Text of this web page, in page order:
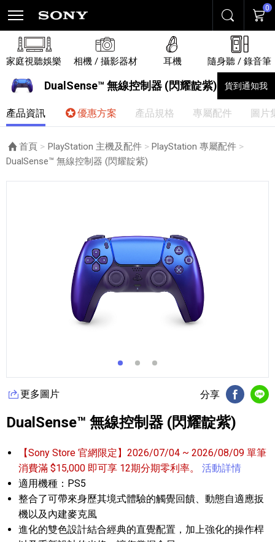
搜尋 購物
0
家庭視聽娛樂 相機 / 攝影器材 耳機 隨身聽 / 錄音筆
DualSense™ 無線控制器 (閃耀靛紫) 貨到通知我
產品資訊 優惠方案 產品規格 專屬配件 圖片
首頁 PlayStation 主機及配件
PlayStation 專屬配件
目前頁面：
DualSense™ 無線控制器 (閃耀靛紫)
更多圖片 分享
FB分享
DualSense™ 無線控制器 (閃耀靛紫)
【Sony Store 官網限定】2026/07/04 ~ 2026/08/09 單筆
消費滿 $15,000 即可享 12期分期零利率。
活動詳情
適用機種：PS5
整合了可帶來身歷其境式體驗的觸覺回饋、動態自適應扳
機以及內建麥克風
進化的雙色設計結合經典的直覺配置，加上強化的操作桿